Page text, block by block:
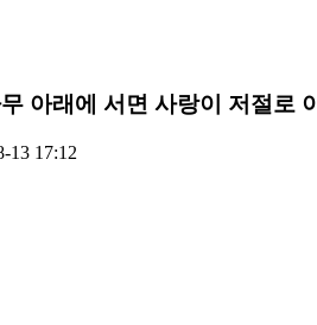
아래에 서면 사랑이 저절로
13 17:12